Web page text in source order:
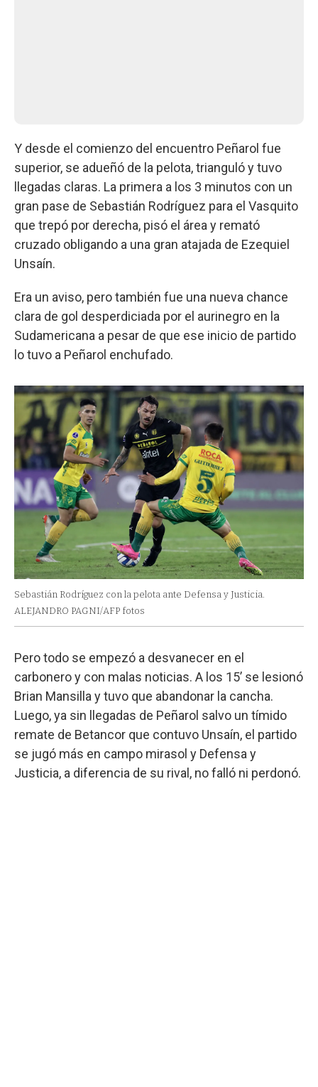
Y desde el comienzo del encuentro Peñarol fue
superior, se adueñó de la pelota, trianguló y tuvo
llegadas claras. La primera a los 3 minutos con un
gran pase de Sebastián Rodríguez para el Vasquito
que trepó por derecha, pisó el área y remató
cruzado obligando a una gran atajada de Ezequiel
Unsaín.
Era un aviso, pero también fue una nueva chance
clara de gol desperdiciada por el aurinegro en la
Sudamericana a pesar de que ese inicio de partido
lo tuvo a Peñarol enchufado.
Sebastián Rodríguez con la pelota ante Defensa y Justicia.
ALEJANDRO PAGNI/AFP fotos
Pero todo se empezó a desvanecer en el
carbonero y con malas noticias. A los 15’ se lesionó
Brian Mansilla y tuvo que abandonar la cancha.
Luego, ya sin llegadas de Peñarol salvo un tímido
remate de Betancor que contuvo Unsaín, el partido
se jugó más en campo mirasol y Defensa y
Justicia, a diferencia de su rival, no falló ni perdonó.